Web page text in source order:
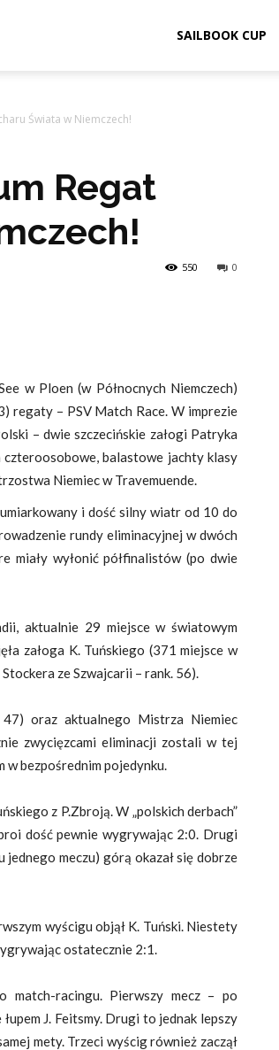
SAILBOOK CUP
Świata w Niemczech!
Regat
0
550
w Ploen (w Północnych Niemczech)
regaty – PSV Match Race. W imprezie
– dwie szczecińskie załogi Patryka
balastowe jachty klasy
Niemiec w Travemuende.
i dość silny wiatr od 10 do
rundy eliminacyjnej w dwóch
miały wyłonić półfinalistów (po dwie
aktualnie 29 miejsce w światowym
załoga K. Tuńskiego (371 miejsce w
ze Szwajcarii – rank. 56).
oraz aktualnego Mistrza Niemiec
zwycięzcami eliminacji zostali w tej
w bezpośrednim pojedynku.
z P.Zbroją. W „polskich derbach”
dość pewnie wygrywając 2:0. Drugi
meczu) górą okazał się dobrze
wyścigu objął K. Tuński. Niestety
ostatecznie 2:1.
match-racingu. Pierwszy mecz – po
J. Feitsmy. Drugi to jednak lepszy
mety. Trzeci wyścig również zaczął